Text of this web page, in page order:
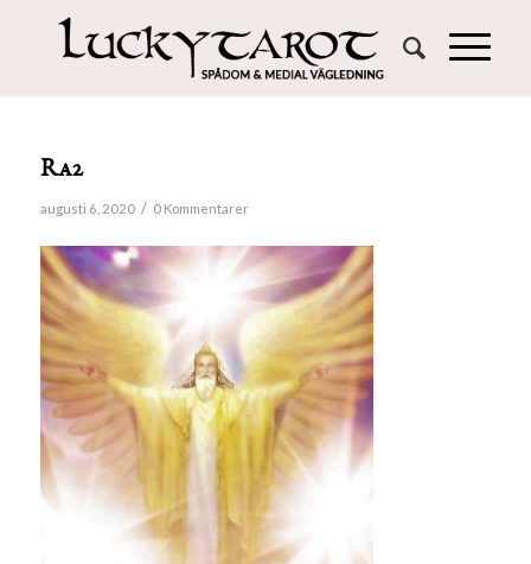
Ra2
augusti 6, 2020 / 0 Kommentarer